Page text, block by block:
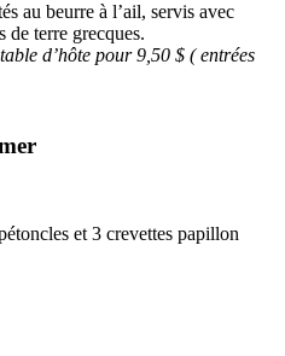
au beurre à l’ail, servis avec
de terre grecques.
d’hôte pour 9,50 $ (entrées
et 3 crevettes papillon